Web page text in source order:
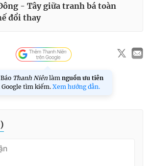
- Tây giữa tranh bá toàn
đổi thay
Thanh Niên làm nguồn ưu tiên
tìm kiếm. Xem hướng dẫn.
)